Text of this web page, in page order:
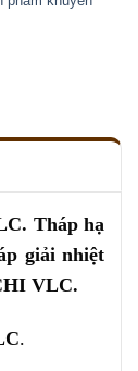
Tháp hạ
giải nhiệt
VLC.
.